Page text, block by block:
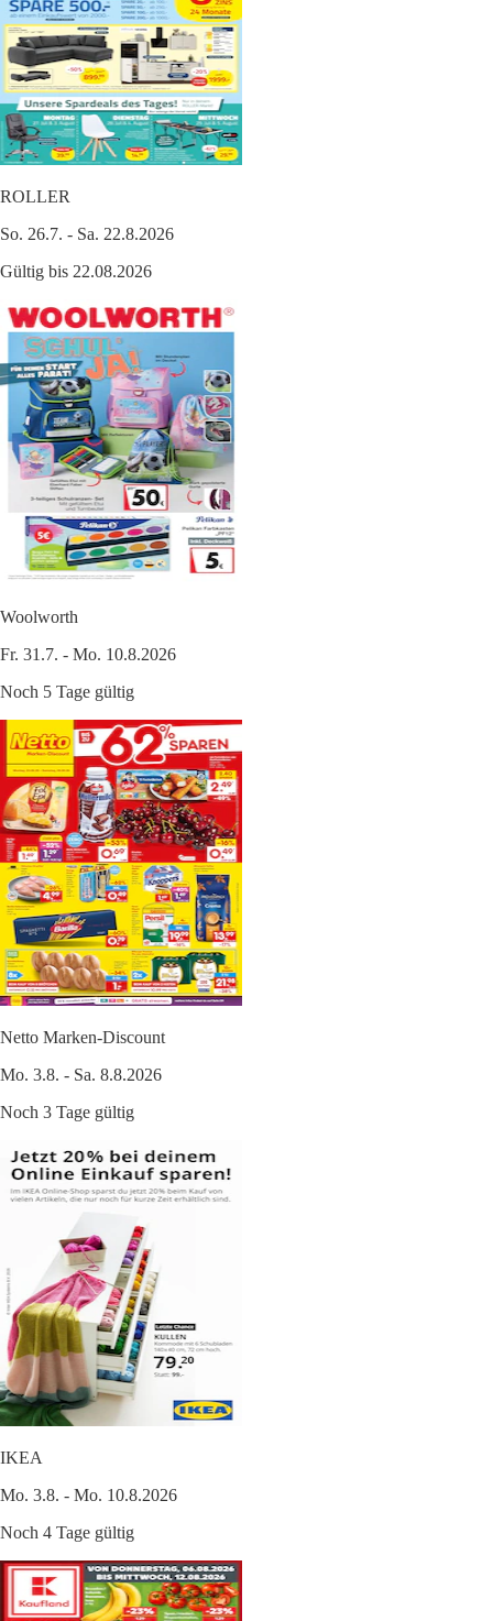
ROLLER
So. 26.7. - Sa. 22.8.2026
Gültig bis 22.08.2026
Woolworth
Fr. 31.7. - Mo. 10.8.2026
Noch 5 Tage gültig
Netto Marken-Discount
Mo. 3.8. - Sa. 8.8.2026
Noch 3 Tage gültig
IKEA
Mo. 3.8. - Mo. 10.8.2026
Noch 4 Tage gültig